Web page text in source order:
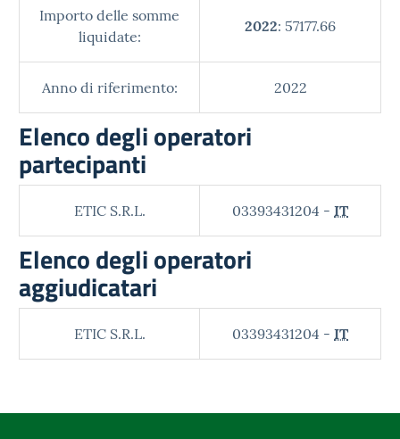
Importo delle somme
liquidate:
2022: 57177.66
Anno di riferimento: 2022
Elenco degli operatori
partecipanti
ETIC S.R.L. 03393431204 - IT
Elenco degli operatori
aggiudicatari
ETIC S.R.L. 03393431204 - IT